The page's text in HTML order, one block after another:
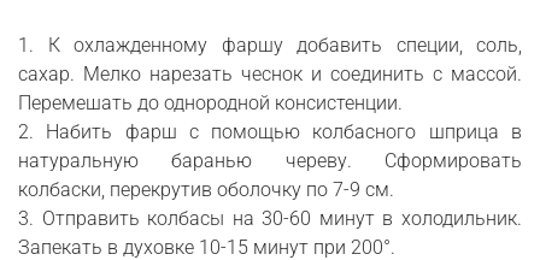
1. К охлажденному фаршу добавить специи, соль,
сахар. Мелко нарезать чеснок и соединить с массой.
Перемешать до однородной консистенции.
2. Набить фарш с помощью колбасного шприца в
натуральную баранью череву. Сформировать
колбаски, перекрутив оболочку по 7-9 см.
3. Отправить колбасы на 30-60 минут в холодильник.
Запекать в духовке 10-15 минут при 200°.